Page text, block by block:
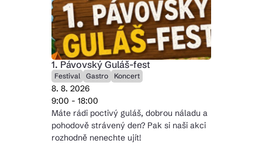
1. Pávovský Guláš-fest
Festival Gastro Koncert
8. 8. 2026
9:00 - 18:00
Máte rádi poctivý guláš, dobrou náladu a
pohodově strávený den? Pak si naši akci
rozhodně nenechte ujít!